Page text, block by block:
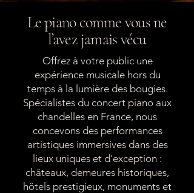
Le piano comme vous ne
l’avez jamais vécu
Offrez à votre public une
expérience musicale hors du
temps à la lumière des bougies.
Spécialistes du concert piano aux
chandelles en France, nous
concevons des performances
artistiques immersives dans des
lieux uniques et d’exception :
châteaux, demeures historiques,
hôtels prestigieux, monuments et